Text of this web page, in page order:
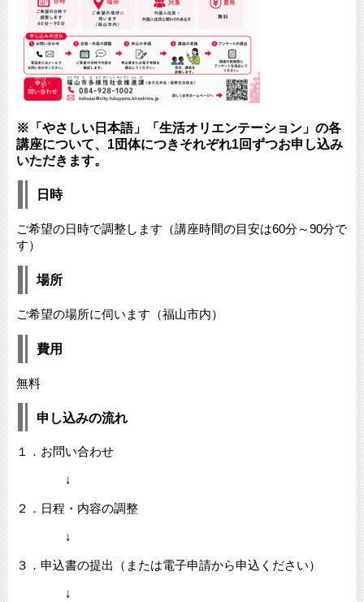
※「やさしい日本語」「生活オリエンテーション」の各
講座について、1団体につきそれぞれ1回ずつお申し込み
いただきます。
日時
ご希望の日時で調整します（講座時間の目安は60分～90分で
す）
場所
ご希望の場所に伺います（福山市内）
費用
無料
申し込みの流れ
１．お問い合わせ
↓
２．日程・内容の調整
↓
３．申込書の提出（または電子申請から申込ください）
↓